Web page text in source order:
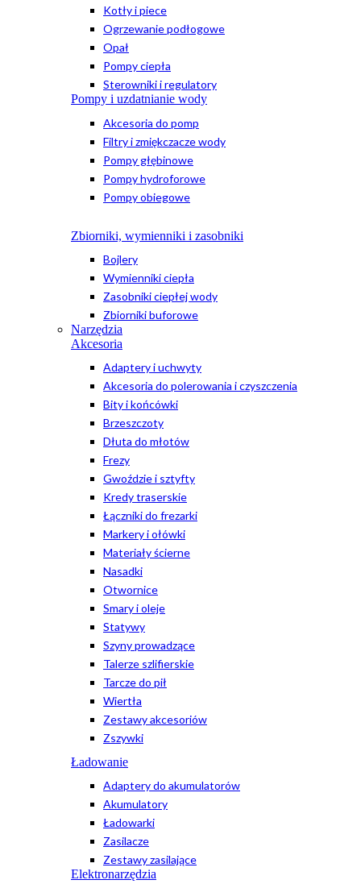
Kotły i piece
Ogrzewanie podłogowe
Opał
Pompy ciepła
Sterowniki i regulatory
Pompy i uzdatnianie wody
Akcesoria do pomp
Filtry i zmiękczacze wody
Pompy głębinowe
Pompy hydroforowe
Pompy obiegowe
Zbiorniki, wymienniki i zasobniki
Bojlery
Wymienniki ciepła
Zasobniki ciepłej wody
Zbiorniki buforowe
Narzędzia
Akcesoria
Adaptery i uchwyty
Akcesoria do polerowania i czyszczenia
Bity i końcówki
Brzeszczoty
Dłuta do młotów
Frezy
Gwoździe i sztyfty
Kredy traserskie
Łączniki do frezarki
Markery i ołówki
Materiały ścierne
Nasadki
Otwornice
Smary i oleje
Statywy
Szyny prowadzące
Talerze szlifierskie
Tarcze do pił
Wiertła
Zestawy akcesoriów
Zszywki
Ładowanie
Adaptery do akumulatorów
Akumulatory
Ładowarki
Zasilacze
Zestawy zasilające
Elektronarzędzia